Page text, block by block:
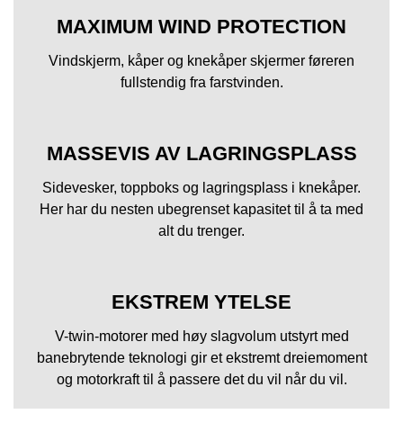
MAXIMUM WIND PROTECTION
Vindskjerm, kåper og knekåper skjermer føreren
fullstendig fra farstvinden.
MASSEVIS AV LAGRINGSPLASS
Sidevesker, toppboks og lagringsplass i knekåper.
Her har du nesten ubegrenset kapasitet til å ta med
alt du trenger.
EKSTREM YTELSE
V-twin-motorer med høy slagvolum utstyrt med
banebrytende teknologi gir et ekstremt dreiemoment
og motorkraft til å passere det du vil når du vil.